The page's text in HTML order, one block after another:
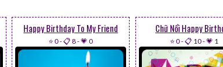
Happy Birthday To My Friend
⭐ 0-📋 8-💗 0
Chữ Nổi Happy
⭐ 0-📋 10-💗 1